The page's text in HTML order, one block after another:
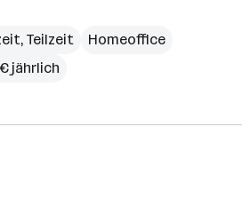
Teilzeit
Homeoffice
jährlich